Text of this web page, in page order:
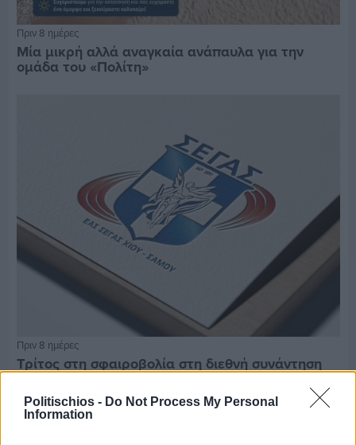
Politischios - Do Not Process My Personal
Information
Πριν 8 ημέρες
Μία μικρή αλλά αναγκαία ανάπαυλα για την
ομάδα του «Πολίτη»
Πριν 8 ημέρες
Τρίτος στη σφαιροβολία στη διεθνή συνάντηση
Ελλάδας–Κύπρου Κ18 ο Δημήτρης Τέλλιος